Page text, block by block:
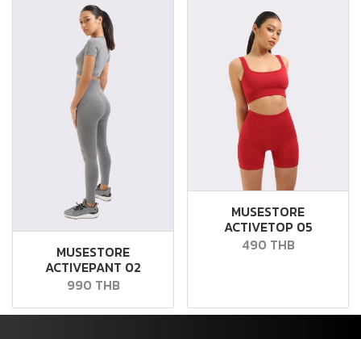
MUSESTORE
ACTIVEPANT 02
990 THB
MUSESTORE
ACTIVETOP 05
490 THB